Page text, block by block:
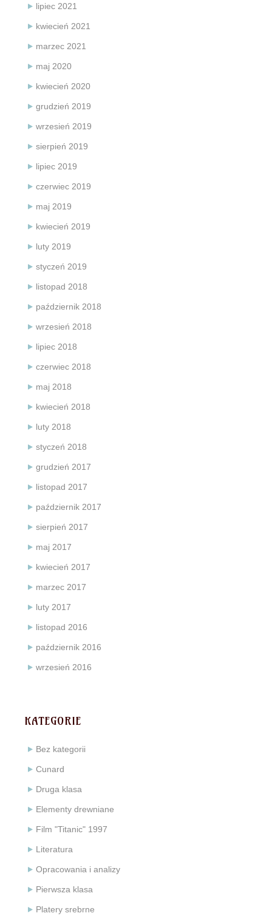
lipiec 2021
kwiecień 2021
marzec 2021
maj 2020
kwiecień 2020
grudzień 2019
wrzesień 2019
sierpień 2019
lipiec 2019
czerwiec 2019
maj 2019
kwiecień 2019
luty 2019
styczeń 2019
listopad 2018
październik 2018
wrzesień 2018
lipiec 2018
czerwiec 2018
maj 2018
kwiecień 2018
luty 2018
styczeń 2018
grudzień 2017
listopad 2017
październik 2017
sierpień 2017
maj 2017
kwiecień 2017
marzec 2017
luty 2017
listopad 2016
październik 2016
wrzesień 2016
KATEGORIE
Bez kategorii
Cunard
Druga klasa
Elementy drewniane
Film "Titanic" 1997
Literatura
Opracowania i analizy
Pierwsza klasa
Platery srebrne